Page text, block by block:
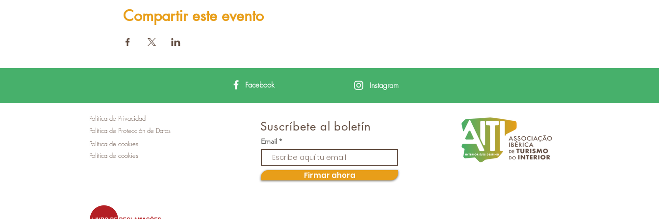
Compartir este evento
Facebook Instagram
Política de Privacidad
Política de Protección de Datos
Política de cookies
Política de cookies
Suscríbete al boletín
Email
Firmar ahora